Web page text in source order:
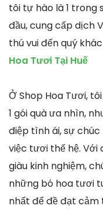
tôi tự hào là 1 trong
đầu, cung cấp dịch
thú vui đến quý
Hoa Tươi Tại Huế
Ở Shop Hoa Tươi,
1 gói quà ưa nhìn,
điệp tình ái, sự
việc tươi thế hệ. Với
giàu kinh nghiệm,
những bó hoa tươi
nhất để đề đạt cảm